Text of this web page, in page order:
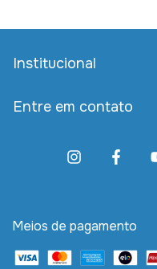
Institucional
Entre em contato
Meios de pagamento